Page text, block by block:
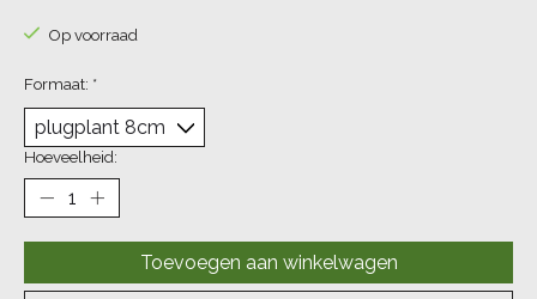
Op voorraad
Formaat: *
Hoeveelheid:
Toevoegen aan winkelwagen